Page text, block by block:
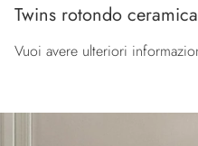
Twins rotondo ceramica